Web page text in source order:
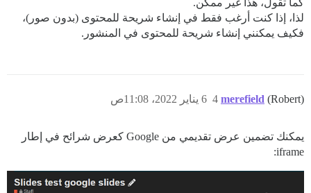
لذا، إذا كنت أرغب فقط في إنشاء شريحة للمحتوى (بدون صور)،
فكيف يمكنني إنشاء شريحة للمحتوى في المنشور.
merefield (Robert) 6 يناير 2022، 11:08ص 4
يمكنك تضمين عرض تقديمي من Google كعرض شرائح في إطار
iframe: